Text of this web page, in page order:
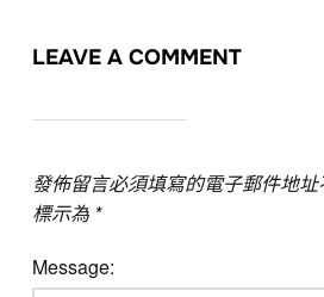
LEAVE A COMMENT
發佈留言必須填寫的電子郵件地址
標示為 *
Message: